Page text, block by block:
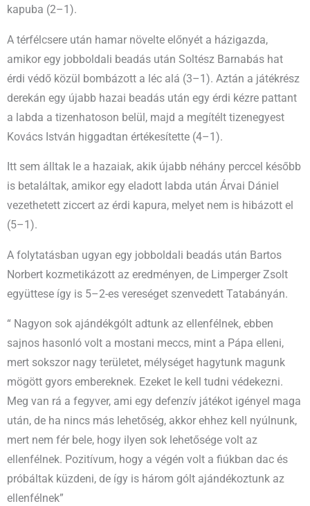
kapuba (2–1).
A térfélcsere után hamar növelte előnyét a házigazda,
amikor egy jobboldali beadás után Soltész Barnabás hat
érdi védő közül bombázott a léc alá (3–1). Aztán a játékrész
derekán egy újabb hazai beadás után egy érdi kézre pattant
a labda a tizenhatoson belül, majd a megítélt tizenegyest
Kovács István higgadtan értékesítette (4–1).
Itt sem álltak le a hazaiak, akik újabb néhány perccel később
is betaláltak, amikor egy eladott labda után Árvai Dániel
vezethetett ziccert az érdi kapura, melyet nem is hibázott el
(5–1).
A folytatásban ugyan egy jobboldali beadás után Bartos
Norbert kozmetikázott az eredményen, de Limperger Zsolt
együttese így is 5–2-es vereséget szenvedett Tatabányán.
“ Nagyon sok ajándékgólt adtunk az ellenfélnek, ebben
sajnos hasonló volt a mostani meccs, mint a Pápa elleni,
mert sokszor nagy területet, mélységet hagytunk magunk
mögött gyors embereknek. Ezeket le kell tudni védekezni.
Meg van rá a fegyver, ami egy defenzív játékot igényel maga
után, de ha nincs más lehetőség, akkor ehhez kell nyúlnunk,
mert nem fér bele, hogy ilyen sok lehetősége volt az
ellenfélnek. Pozitívum, hogy a végén volt a fiúkban dac és
próbáltak küzdeni, de így is három gólt ajándékoztunk az
ellenfélnek”